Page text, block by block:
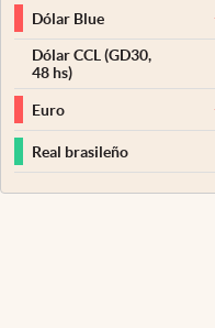
Dólar Blue
Dólar CCL (GD30,
48 hs)
Euro
Real brasileño